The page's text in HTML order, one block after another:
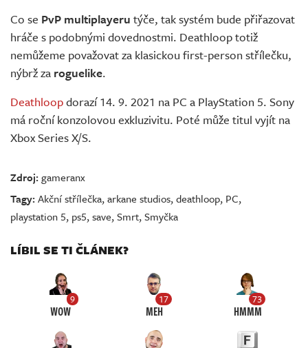
Co se PvP multiplayeru týče, tak systém bude přiřazovat
hráče s podobnými dovednostmi. Deathloop totiž
nemůžeme považovat za klasickou first-person střílečku,
nýbrž za roguelike.
Deathloopdorazí 14. 9. 2021 na PC a PlayStation 5. Sony
má roční konzolovou exkluzivitu. Poté může titul vyjít na
Xbox Series X/S.
Zdroj:gameranx
Tagy:Akční střílečka,arkane studios,deathloop, PC,
playstation 5, ps5,save,Smrt,Smyčka
LÍBIL SE TI ČLÁNEK?
9
WOW
17
MEH
73
HMMM